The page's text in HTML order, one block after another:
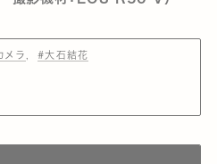
メラ #大石結花